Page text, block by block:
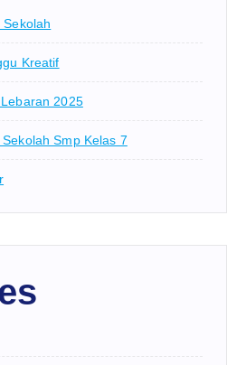
Sekolah
Kreatif
2025
Smp Kelas 7